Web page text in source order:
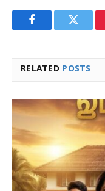
FacebookTwitter
RELATED POSTS